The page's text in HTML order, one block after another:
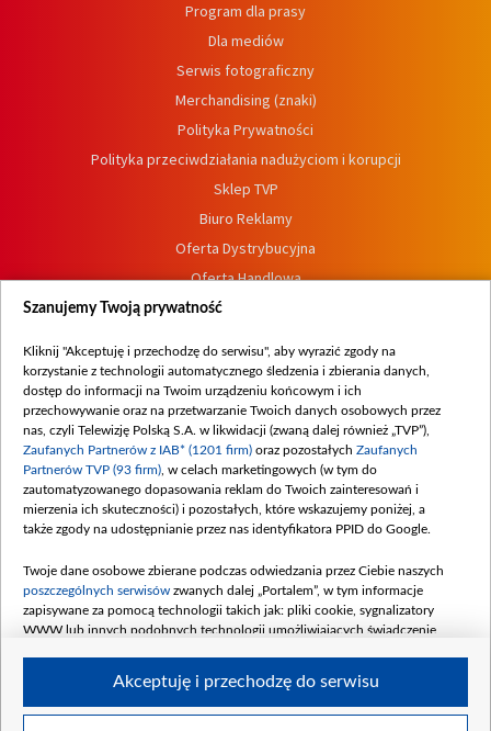
Program dla prasy
Dla mediów
Serwis fotograficzny
Merchandising (znaki)
Polityka Prywatności
Polityka przeciwdziałania nadużyciom i korupcji
Sklep TVP
Biuro Reklamy
Oferta Dystrybucyjna
Oferta Handlowa
Dostępność
Procedura zgłoszeń wewnętrznych
Szanujemy Twoją prywatność
Kliknij "Akceptuję i przechodzę do serwisu", aby wyrazić zgody na
korzystanie z technologii automatycznego śledzenia i zbierania danych,
dostęp do informacji na Twoim urządzeniu końcowym i ich
przechowywanie oraz na przetwarzanie Twoich danych osobowych przez
nas, czyli Telewizję Polską S.A. w likwidacji (zwaną dalej również „TVP”),
Zaufanych Partnerów z IAB* (1201 firm) oraz pozostałych Zaufanych
Partnerów TVP (93 firm) , w celach marketingowych (w tym do
zautomatyzowanego dopasowania reklam do Twoich zainteresowań i
mierzenia ich skuteczności) i pozostałych, które wskazujemy poniżej, a
także zgody na udostępnianie przez nas identyfikatora PPID do Google.
Twoje dane osobowe zbierane podczas odwiedzania przez Ciebie naszych
poszczególnych serwisów zwanych dalej „Portalem”, w tym informacje
zapisywane za pomocą technologii takich jak: pliki cookie, sygnalizatory
WWW lub innych podobnych technologii umożliwiających świadczenie
Akceptuję i przechodzę do serwisu